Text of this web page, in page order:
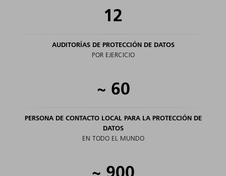
12
AUDITORÍAS DE PROTECCIÓN DE DATOS
POR EJERCICIO
~ 60
PERSONA DE CONTACTO LOCAL PARA LA PROTECCIÓN DE
DATOS
EN TODO EL MUNDO
~ 900